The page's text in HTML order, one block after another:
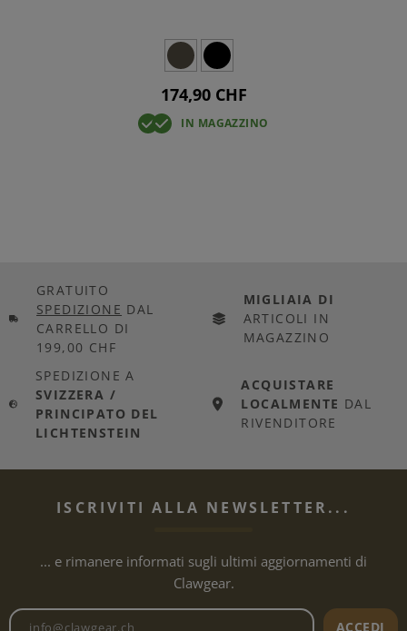
174,90 CHF
IN MAGAZZINO
GRATUITO
SPEDIZIONE DAL
CARRELLO DI
199,00 CHF
MIGLIAIA DI
ARTICOLI IN
MAGAZZINO
SPEDIZIONE A
SVIZZERA /
PRINCIPATO DEL
LICHTENSTEIN
ACQUISTARE
LOCALMENTE DAL
RIVENDITORE
ISCRIVITI ALLA NEWSLETTER...
... e rimanere informati sugli ultimi aggiornamenti di
Clawgear.
Indirizzo e-mail dellaACCEDI